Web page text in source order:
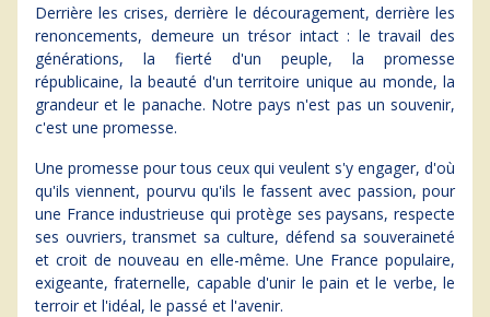
Derrière les crises, derrière le découragement, derrière les
renoncements, demeure un trésor intact : le travail des
générations, la fierté d'un peuple, la promesse
républicaine, la beauté d'un territoire unique au monde, la
grandeur et le panache. Notre pays n'est pas un souvenir,
c'est une promesse.
Une promesse pour tous ceux qui veulent s'y engager, d'où
qu'ils viennent, pourvu qu'ils le fassent avec passion, pour
une France industrieuse qui protège ses paysans, respecte
ses ouvriers, transmet sa culture, défend sa souveraineté
et croit de nouveau en elle-même. Une France populaire,
exigeante, fraternelle, capable d'unir le pain et le verbe, le
terroir et l'idéal, le passé et l'avenir.